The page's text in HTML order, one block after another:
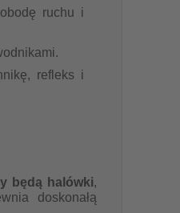
ruchu i
refleks i
będą halówki,
doskonałą